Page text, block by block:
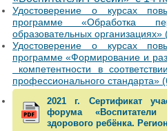
Удостоверение о курсах
программе «Обработка
образовательных организациях»
Удостоверение о курсах
программе «Формирование и
компетентности в
профессионального стандарта»
2021 г. Сертификат
форума «Воспитатели
здорового ребёнка.